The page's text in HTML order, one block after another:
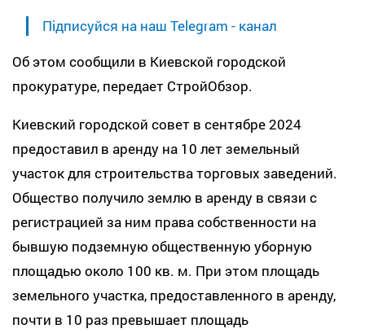
Підписуйся на наш Telegram - канал
Об этом сообщили в Киевской городской
прокуратуре, передает СтройОбзор.
Киевский городской совет в сентябре 2024
предоставил в аренду на 10 лет земельный
участок для строительства торговых заведений.
Общество получило землю в аренду в связи с
регистрацией за ним права собственности на
бывшую подземную общественную уборную
площадью около 100 кв. м. При этом площадь
земельного участка, предоставленного в аренду,
почти в 10 раз превышает площадь